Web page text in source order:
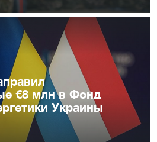
€8 млн в Фонд
Украины